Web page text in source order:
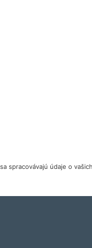
spracovávajú údaje o